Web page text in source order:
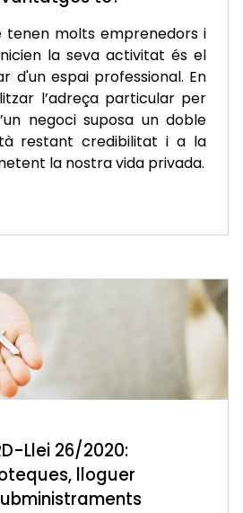
tenen molts emprenedors i
la seva activitat és el
d'un espai professional. En
l’adreça particular per
negoci suposa un doble
restant credibilitat i a la
la nostra vida privada.
Llei 26/2020:
lloguer